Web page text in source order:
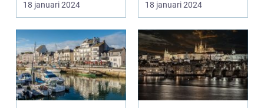
18 januari 2024
str...
18 januari 2024